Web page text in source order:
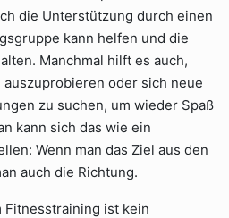
die Unterstützung durch einen
kann helfen und die
Manchmal hilft es auch,
oder sich neue
zu suchen, um wieder Spaß
kann sich das wie ein
Wenn man das Ziel aus den
auch die Richtung.
Fitnesstraining ist kein